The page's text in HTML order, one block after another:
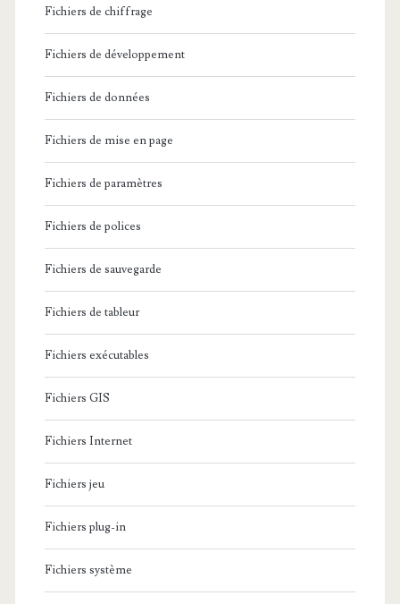
Fichiers de chiffrage
Fichiers de développement
Fichiers de données
Fichiers de mise en page
Fichiers de paramètres
Fichiers de polices
Fichiers de sauvegarde
Fichiers de tableur
Fichiers exécutables
Fichiers GIS
Fichiers Internet
Fichiers jeu
Fichiers plug-in
Fichiers système